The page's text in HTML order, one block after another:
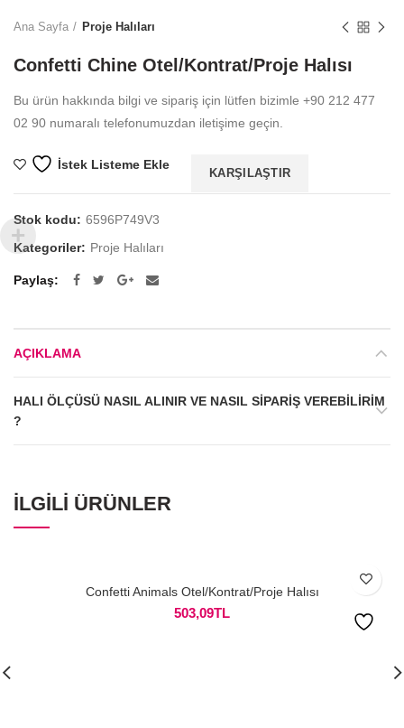
Ana Sayfa Proje Halıları
Confetti Chine Otel/Kontrat/Proje Halısı
Bu ürün hakkında bilgi ve sipariş için lütfen bizimle +90 212 477
02 90 numaralı telefonumuzdan iletişime geçin.
İstek Listeme Ekle
KARŞILAŞTIR
Stok kodu: 6596P749V3
Kategoriler: Proje Halıları
Paylaş
AÇIKLAMA
HALI ÖLÇÜSÜ NASIL ALINIR VE NASIL SIPARIŞ VEREBILIRIM
?
İLGILI ÜRÜNLER
Confetti Animals Otel/Kontrat/Proje Halısı
503,09TL